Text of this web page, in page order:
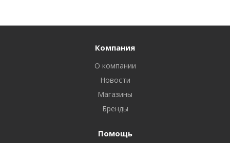
Компания
О компании
Новости
Магазины
Бренды
Помощь